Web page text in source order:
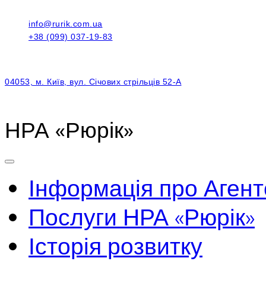
info@rurik.com.ua
+38 (099) 037-19-83
04053, м. Київ, вул. Січових стрільців 52-А
НРА «Рюрік»
Інформація про
Послуги НРА «Рюрік»
Історія розвитку